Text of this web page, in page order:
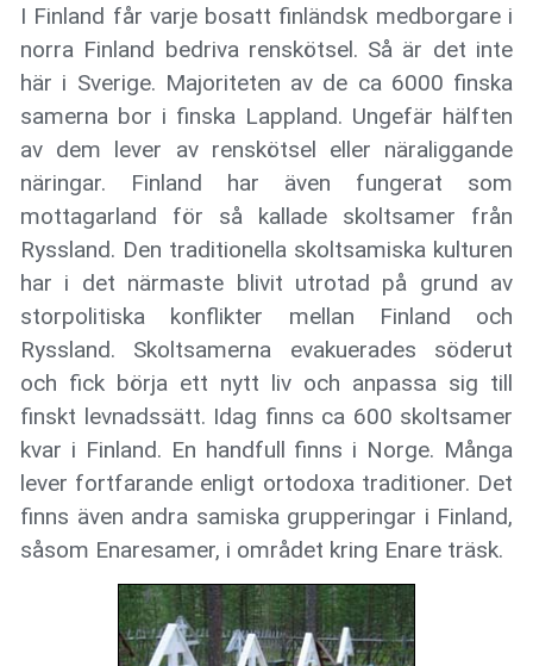
I Finland får varje bosatt finländsk medborgare i
norra Finland bedriva renskötsel. Så är det inte
här i Sverige. Majoriteten av de ca 6000 finska
samerna bor i finska Lappland. Ungefär hälften
av dem lever av renskötsel eller näraliggande
näringar. Finland har även fungerat som
mottagarland för så kallade skoltsamer från
Ryssland. Den traditionella skoltsamiska kulturen
har i det närmaste blivit utrotad på grund av
storpolitiska konflikter mellan Finland och
Ryssland. Skoltsamerna evakuerades söderut
och fick börja ett nytt liv och anpassa sig till
finskt levnadssätt. Idag finns ca 600 skoltsamer
kvar i Finland. En handfull finns i Norge. Många
lever fortfarande enligt ortodoxa traditioner. Det
finns även andra samiska grupperingar i Finland,
såsom Enaresamer, i området kring Enare träsk.